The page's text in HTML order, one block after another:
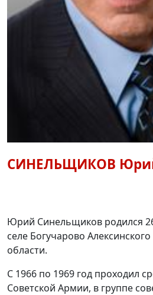
СИНЕЛЬЩИКОВ
Юрий Синельщиков родился
селе Богучарово
области.
С 1966 по 1969 год проходил
Советской Армии, в группе